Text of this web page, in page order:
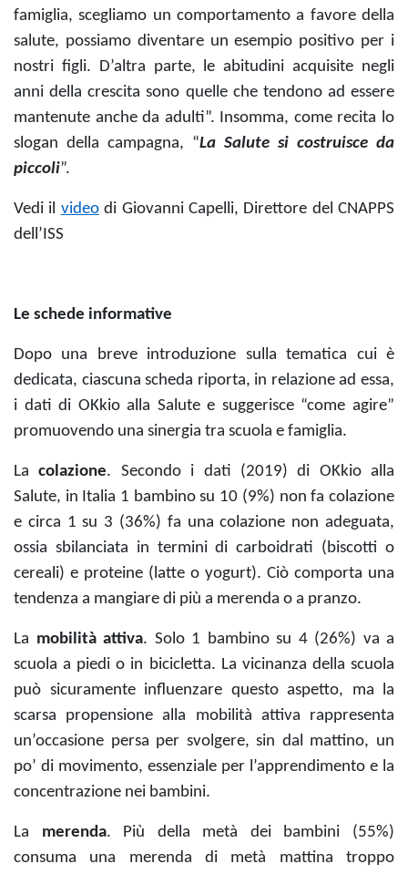
famiglia, scegliamo un comportamento a favore della
salute, possiamo diventare un esempio positivo per i
nostri figli. D’altra parte, le abitudini acquisite negli
anni della crescita sono quelle che tendono ad essere
mantenute anche da adulti”. Insomma, come recita lo
slogan della campagna, “La Salute si costruisce da
piccoli”.
Vedi il videodi Giovanni Capelli, Direttore del CNAPPS
dell’ISS
Le schede informative
Dopo una breve introduzione sulla tematica cui è
dedicata, ciascuna scheda riporta, in relazione ad essa,
i dati di OKkio alla Salute e suggerisce “come agire”
promuovendo una sinergia tra scuola e famiglia.
Lacolazione. Secondo i dati (2019) di OKkio alla
Salute, in Italia 1 bambino su 10 (9%) non fa colazione
e circa 1 su 3 (36%) fa una colazione non adeguata,
ossia sbilanciata in termini di carboidrati (biscotti o
cereali) e proteine (latte o yogurt). Ciò comporta una
tendenza a mangiare di più a merenda o a pranzo.
La mobilità attiva. Solo 1 bambino su 4 (26%) va a
scuola a piedi o in bicicletta. La vicinanza della scuola
può sicuramente influenzare questo aspetto, ma la
scarsa propensione alla mobilità attiva rappresenta
un’occasione persa per svolgere, sin dal mattino, un
po’ di movimento, essenziale per l’apprendimento e la
concentrazione nei bambini.
La merenda. Più della metà dei bambini (55%)
consuma una merenda di metà mattina troppo